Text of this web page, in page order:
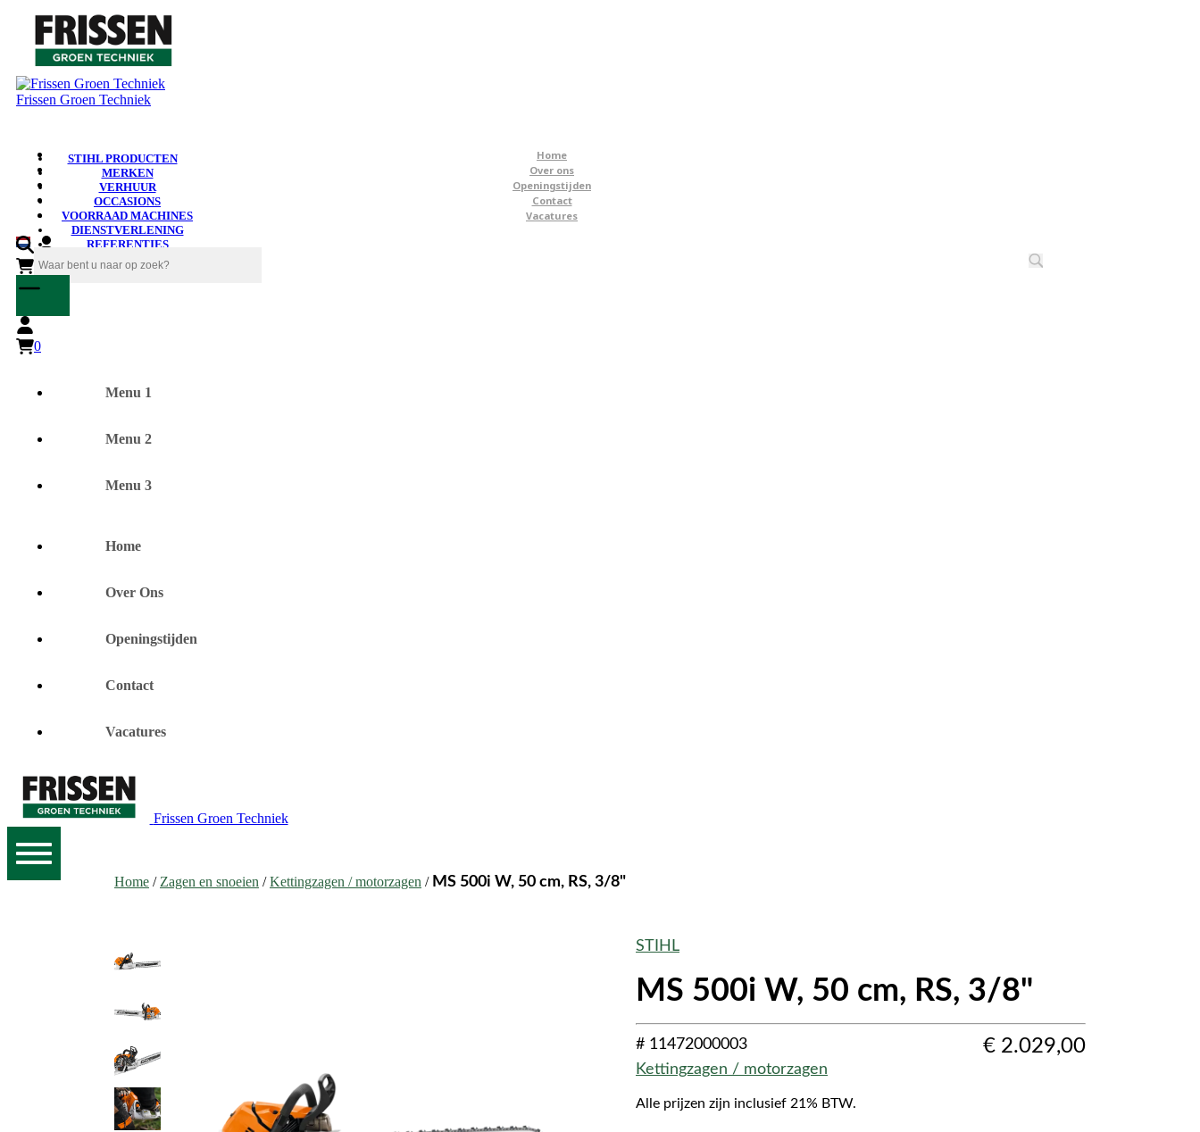
Frissen Groen Techniek
Home
Over ons
Openingstijden
Contact
Vacatures
STIHL PRODUCTEN
MERKEN
VERHUUR
OCCASIONS
VOORRAAD MACHINES
DIENSTVERLENING
REFERENTIES
0
0
Menu 1
Menu 2
Menu 3
Home
Over Ons
Openingstijden
Contact
Vacatures
Frissen Groen Techniek
Home / Zagen en snoeien /Kettingzagen / motorzagen / MS 500i W, 50 cm, RS, 3/8"
STIHL
MS 500i W, 50 cm, RS, 3/8"
# 11472000003
Kettingzagen / motorzagen
€ 2.029,00
Alle prijzen zijn inclusief 21% BTW.